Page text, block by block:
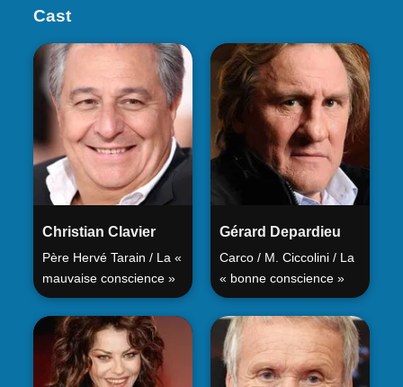
Cast
Christian Clavier
Père Hervé Tarain / La «
mauvaise conscience »
Gérard Depardieu
Carco / M. Ciccolini / La
« bonne conscience »